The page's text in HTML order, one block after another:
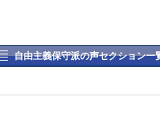
自由主義保守派の声セクション一